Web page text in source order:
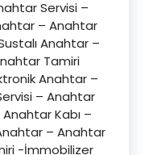
Servisi –
– Anahtar
Anahtar –
Tamiri
Anahtar –
– Anahtar
Kabı –
– Anahtar
-İmmobilizer